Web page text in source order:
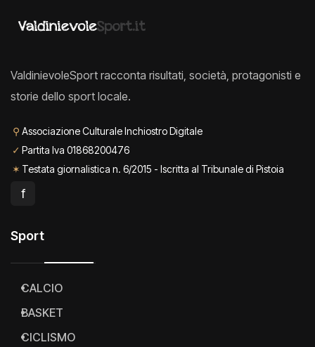
ValdinievoleSport racconta risultati, società, protagonisti e
storie dello sport locale.
⚲ Associazione Culturale Inchiostro Digitale
✓ Partita Iva 01868200476
✶ Testata giornalistica n. 6/2015 - Iscritta al Tribunale di Pistoia
f
Sport
CALCIO
BASKET
CICLISMO